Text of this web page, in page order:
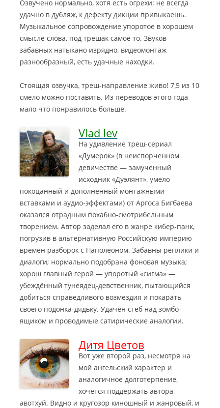
Озвучено нормально, хотя есть огрехи: не всегда
удачно в дубляж, к дефекту дикции привыкаешь.
Музыкальное сопровождение упоротое в хорошем
смысле слова, под трешак самое то. Звуков
забавных натыкано изрядно, видеомонтаж
разнообразный, есть удачные находки.
Стоящая озвучка, треш-направление живо! 7,5 из 10
смело можно поставить. Из переводов этого года
мало что понравилось больше.
Vlad lev
На удивление треш-сериал
«Думерок» (в неиспорченном
девичестве — замученный
исходник «Дуэлянт», умело
покоцанный и дополненный монтажными
вставками и аудио-эффектами) от Аргоса Бигбаева
оказался отрадным похабно-смотрибельным
творением. Автор заделал его в жанре кибер-панк,
погрузив в альтернативную Российскую империю
времён разборок с Наполеоном. Забавны реплики и
диалоги; нормально подобрана фоновая музыка;
хорош главный герой — упоротый «сигма» —
убеждённый тунеядец-девственник, пытающийся
добиться справедливого возмездия и покарать
своего подонка-дядьку. Удачен стёб над зомбо-
ящиком и проводимые сатирические аналогии.
Дитя Цветов
Вот уже второй раз, несмотря на
мой ангельский характер и
аналогичное долготерпение,
хочется поддержать автора,
авотхуй. Видно и кругозор киношный и жанровый, и